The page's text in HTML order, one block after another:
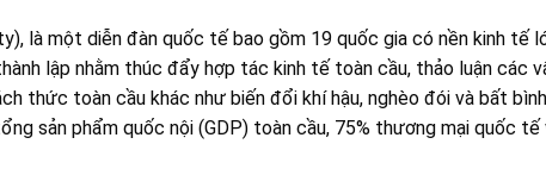
là một diễn đàn quốc tế bao gồm 19 quốc gia có nền kinh tế
lập nhằm thúc đẩy hợp tác kinh tế toàn cầu, thảo luận các
thức toàn cầu khác như biến đổi khí hậu, nghèo đói và bất
sản phẩm quốc nội (GDP) toàn cầu, 75% thương mại quốc